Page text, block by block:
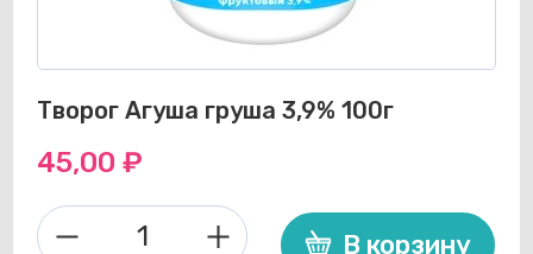
Творог Агуша груша 3,9% 100г
45,00₽
Количество
В корзину